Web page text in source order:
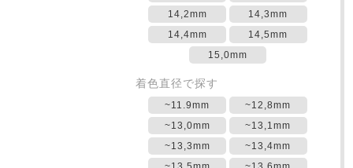
14,2mm
14,3mm
14,4mm
14,5mm
15,0mm
着色直径で探す
~11.9mm
~12,8mm
~13,0mm
~13,1mm
~13,3mm
~13,4mm